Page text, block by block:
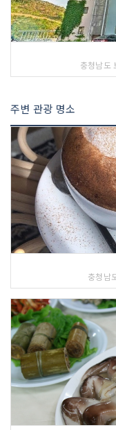
충청남도
주변 관광 명소
충청남